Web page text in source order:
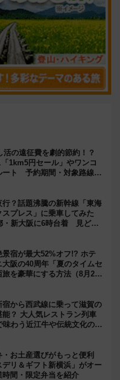
活の遠征費を劇的節約！？
1km5円セール」やワンコ
ート 予約期間・対象路線ま
行？話題沸騰の新幹線「東海
スプレス」に乗車してみた
・新大阪に6時台着 見どこ
らし過ぎる朝
景宿が最大52%オフ!? ホテ
大阪の40周年「夏のタイムセ
を豪華にする方法（8月20
宿から西武線に乗って滋賀の
能？ 大人気レストラン列車
味わう近江牛や伝統文化の特
・お土産選びがもっと便利
デリ＆ギフト新横浜」がオー
間・限定弁当を紹介